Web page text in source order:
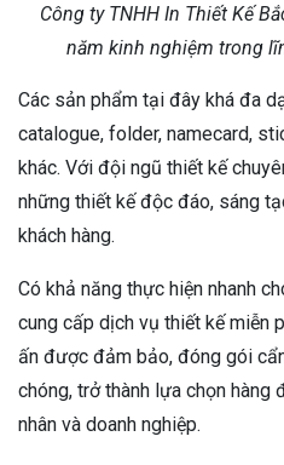
Công ty TNHH In Thiết Kế
năm kinh nghiệm trong
Các sản phẩm tại đây khá đa
catalogue, folder, namecard,
khác. Với đội ngũ thiết kế
những thiết kế độc đáo, sáng
khách hàng.
Có khả năng thực hiện nhanh
cung cấp dịch vụ thiết kế miễn
ấn được đảm bảo, đóng gói
chóng, trở thành lựa chọn hàng
nhân và doanh nghiệp.